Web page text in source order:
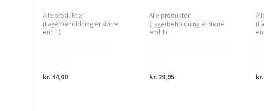
Alle produkter
(Lagerbeholdning er større
end 1)
kr. 44,00
Alle produkter
(Lagerbeholdning er større
end 1)
kr. 29,95 kr.